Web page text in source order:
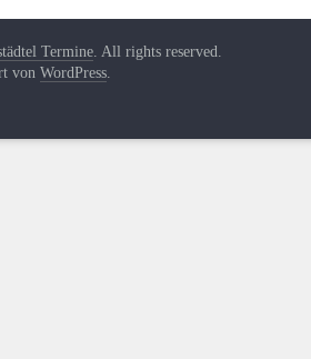
Termine . All rights reserved.
von WordPress